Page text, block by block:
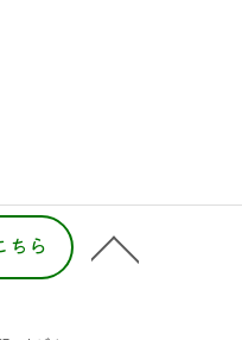
ちら